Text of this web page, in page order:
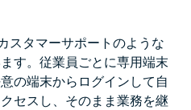
スタマーサポートのような
す。従業員ごとに専用端末
の端末からログインして自
セスし、そのまま業務を継